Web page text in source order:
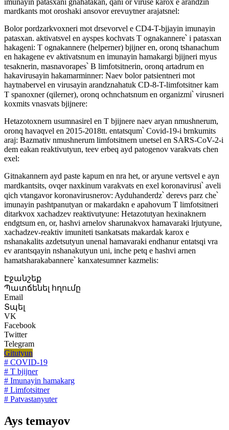
imunayin patasxani gnahatakan, qani or viruse karox e arandzin
mardkants mot oroshaki ansovor erevuytner arajatsnel:
Bolor pordzarkvoxneri mot drsevorvel e CD4-T-bjjayin imunayin
patasxan. aktivatsvel en ayspes kochvats T ognakannere՝ i patasxan
hakageni: T ognakannere (helperner) bjijner en, oronq tshanachum
en hakagene ev aktivatsnum en imunayin hamakargi bjijneri myus
tesaknerin, masnavorapes՝ B limfotsitnerin, oronq artadrum en
hakavirusayin hakamarminner: Naev bolor patsientneri mot
haytnabervel en virusayin arandznahatuk CD-8-T-limfotsitner kam
T spanoxner (qilerner), oronq ochnchatsnum en organizmi՝ virusneri
koxmits vnasvats bjijnere:
Hetazotoxnern usumnasirel en T bjijnere naev aryan nmushnerum,
oronq havaqvel en 2015-2018tt. entatsqum՝ Covid-19-i brnkumits
araj: Bazmativ nmushnerum limfotsitnern unetsel en SARS-CoV-2-i
dem eakan reaktivutyun, teev erbeq ayd patogenov varakvats chen
exel:
Gitnakannern ayd paste kapum en nra het, or aryune vertsvel e ayn
mardkantsits, ovqer naxkinum varakvats en exel koronavirusi՝ aveli
qich vtangavor koronavirusnerov: Ayduhanderdz՝ derevs parz che՝
imunayin pashtpanutyan or makardakn e apahovum T limfotsitneri
ditarkvox xachadzev reaktivutyune: Hetazotutyan hexinaknern
endgtsum en, or, hashvi arnelov sharunakvox hamavaraki lrjutyune,
xachadzev-reaktiv imuniteti tsankatsats makardak karox e
nshanakalits azdetsutyun unenal hamavaraki endhanur entatsqi vra
ev arantsqayin nshanakutyun uni, inche petq e hashvi arnen
hamatsharakabannere՝ kanxatesumner kazmelis:
Էջանշեք
Պատճենել հղումը
Email
Տպել
VK
Facebook
Twitter
Telegram
Gitutyun
# COVID-19
# T bjijner
# Imunayin hamakarg
# Limfotsitner
# Patvastanyuter
Ays temayov